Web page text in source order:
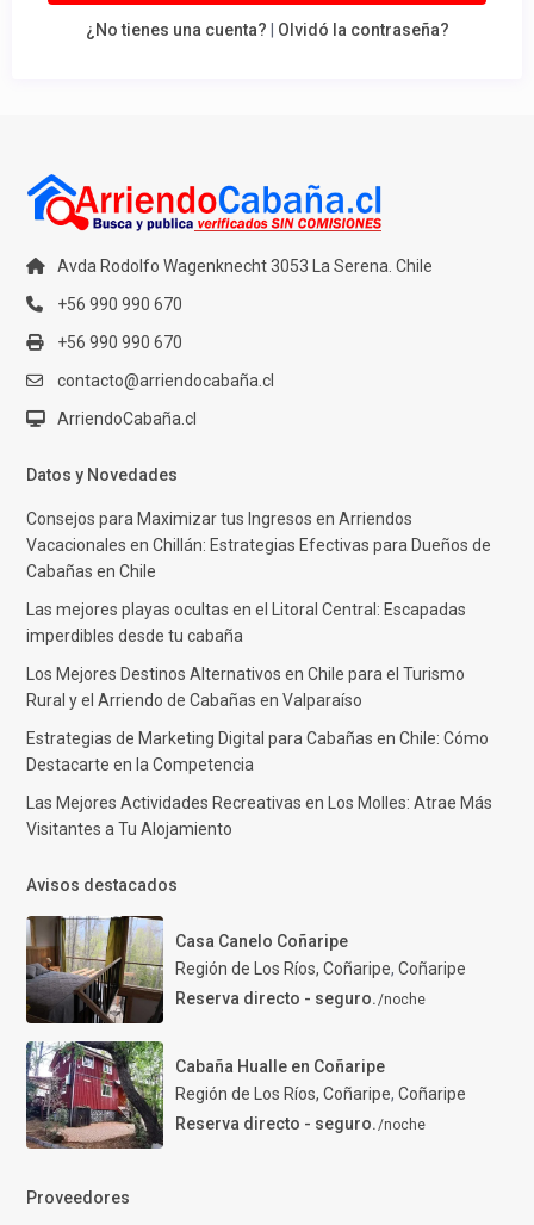
¿No tienes una cuenta? Olvidó la contraseña?
Avda Rodolfo Wagenknecht 3053 La Serena. Chile
+56 990 990 670
+56 990 990 670
contacto@arriendocabaña.cl
ArriendoCabaña.cl
Datos y Novedades
Consejos para Maximizar tus Ingresos en Arriendos
Vacacionales en Chillán: Estrategias Efectivas para Dueños de
Cabañas en Chile
Las mejores playas ocultas en el Litoral Central: Escapadas
imperdibles desde tu cabaña
Los Mejores Destinos Alternativos en Chile para el Turismo
Rural y el Arriendo de Cabañas en Valparaíso
Estrategias de Marketing Digital para Cabañas en Chile: Cómo
Destacarte en la Competencia
Las Mejores Actividades Recreativas en Los Molles: Atrae Más
Visitantes a Tu Alojamiento
Avisos destacados
Casa Canelo Coñaripe
Región de Los Ríos, Coñaripe, Coñaripe
Reserva directo - seguro./noche
Cabaña Hualle en Coñaripe
Región de Los Ríos, Coñaripe, Coñaripe
Reserva directo - seguro./noche
Proveedores